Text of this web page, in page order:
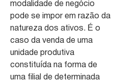
modalidade de negócio
pode se impor em razão da
natureza dos ativos. É o
caso da venda de uma
unidade produtiva
constituída na forma de
uma filial de determinada